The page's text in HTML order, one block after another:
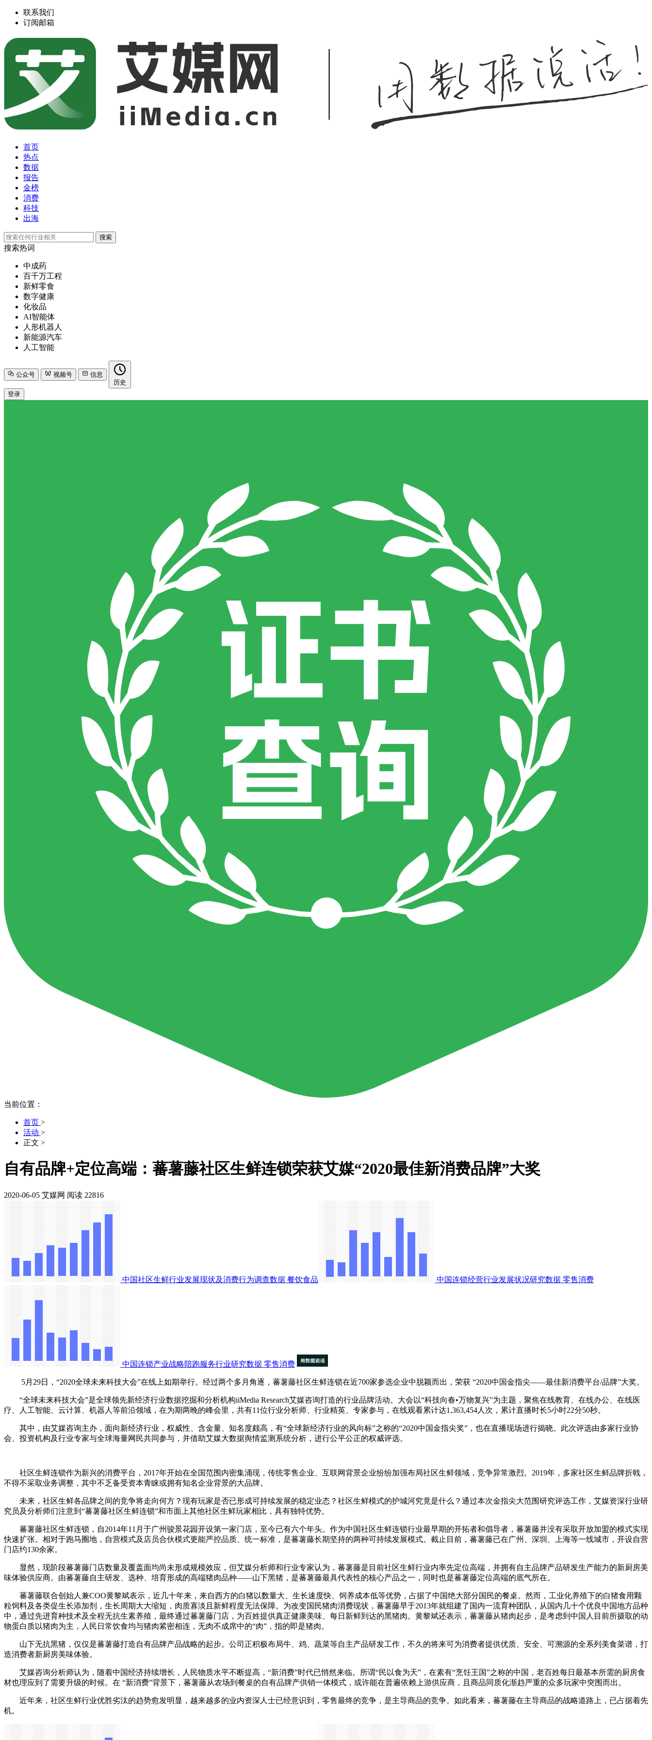
联系我们
订阅邮箱
首页
热点
数据
报告
金榜
消费
科技
出海
搜索
搜索热词
中成药
百千万工程
新鲜零食
数字健康
化妆品
AI智能体
人形机器人
新能源汽车
人工智能
公众号 视频号
信息
历史
登录
当前位置：
首页 >
活动 >
正文 >
自有品牌+定位高端：蕃薯藤社区生鲜连锁荣获艾媒“2020最佳新消费品牌”大奖
2020-06-05 艾媒网 阅读 22816
中国社区生鲜行业发展现状及消费行为调查数据 餐饮食品 中国连锁经营行业发展状况研究数据 零售消费
中国连锁产业战略陪跑服务行业研究数据 零售消费
5月29日，“2020全球未来科技大会”在线上如期举行。经过两个多月角逐，蕃薯藤社区生鲜连锁在近700家参选企业中脱颖而出，荣获 “2020中国金指尖——最佳新消费平台/品牌”大奖。
“全球未来科技大会”是全球领先新经济行业数据挖掘和分析机构iiMedia Research艾媒咨询打造的行业品牌活动。大会以“科技向春•万物复兴”为主题，聚焦在线教育、在线办公、在线医
疗、人工智能、云计算、机器人等前沿领域，在为期两晚的峰会里，共有11位行业分析师、行业精英、专家参与，在线观看累计达1,363,454人次，累计直播时长5小时22分50秒。
其中，由艾媒咨询主办，面向新经济行业，权威性、含金量、知名度颇高，有“全球新经济行业的风向标”之称的“2020中国金指尖奖”，也在直播现场进行揭晓。此次评选由多家行业协
会、投资机构及行业专家与全球海量网民共同参与，并借助艾媒大数据舆情监测系统分析，进行公平公正的权威评选。
社区生鲜连锁作为新兴的消费平台，2017年开始在全国范围内密集涌现，传统零售企业、互联网背景企业纷纷加强布局社区生鲜领域，竞争异常激烈。2019年，多家社区生鲜品牌折戟，
不得不采取业务调整，其中不乏备受资本青睐或拥有知名企业背景的大品牌。
未来，社区生鲜各品牌之间的竞争将走向何方？现有玩家是否已形成可持续发展的稳定业态？社区生鲜模式的护城河究竟是什么？通过本次金指尖大范围研究评选工作，艾媒资深行业研
究员及分析师们注意到“蕃薯藤社区生鲜连锁”和市面上其他社区生鲜玩家相比，具有独特优势。
蕃薯藤社区生鲜连锁，自2014年11月于广州骏景花园开设第一家门店，至今已有六个年头。作为中国社区生鲜连锁行业最早期的开拓者和倡导者，蕃薯藤并没有采取开放加盟的模式实现
快速扩张。相对于跑马圈地，自营模式及店员合伙模式更能严控品质、统一标准，是蕃薯藤长期坚持的两种可持续发展模式。截止目前，蕃薯藤已在广州、深圳、上海等一线城市，开设自营
门店约130余家。
显然，现阶段蕃薯藤门店数量及覆盖面均尚未形成规模效应，但艾媒分析师和行业专家认为，蕃薯藤是目前社区生鲜行业内率先定位高端，并拥有自主品牌产品研发生产能力的新厨房美
味体验供应商。由蕃薯藤自主研发、选种、培育形成的高端猪肉品种——山下黑猪，是蕃薯藤最具代表性的核心产品之一，同时也是蕃薯藤定位高端的底气所在。
蕃薯藤联合创始人兼COO黄黎斌表示，近几十年来，来自西方的白猪以数量大、生长速度快、饲养成本低等优势，占据了中国绝大部分国民的餐桌。然而，工业化养殖下的白猪食用颗
粒饲料及各类促生长添加剂，生长周期大大缩短，肉质寡淡且新鲜程度无法保障。为改变国民猪肉消费现状，蕃薯藤早于2013年就组建了国内一流育种团队，从国内几十个优良中国地方品种
中，通过先进育种技术及全程无抗生素养殖，最终通过蕃薯藤门店，为百姓提供真正健康美味、每日新鲜到达的黑猪肉。黄黎斌还表示，蕃薯藤从猪肉起步，是考虑到中国人目前所摄取的动
物蛋白质以猪肉为主，人民日常饮食均与猪肉紧密相连，无肉不成席中的“肉”，指的即是猪肉。
山下无抗黑猪，仅仅是蕃薯藤打造自有品牌产品战略的起步。公司正积极布局牛、鸡、蔬菜等自主产品研发工作，不久的将来可为消费者提供优质、安全、可溯源的全系列美食菜谱，打
造消费者新厨房美味体验。
艾媒咨询分析师认为，随着中国经济持续增长，人民物质水平不断提高，“新消费”时代已悄然来临。所谓“民以食为天”，在素有“烹饪王国”之称的中国，老百姓每日最基本所需的厨房食
材也理应到了需要升级的时候。在 “新消费”背景下，蕃薯藤从农场到餐桌的自有品牌产供销一体模式，或许能在普遍依赖上游供应商，且商品同质化渐趋严重的众多玩家中突围而出。
近年来，社区生鲜行业优胜劣汰的趋势愈发明显，越来越多的业内资深人士已经意识到，零售最终的竞争，是主导商品的竞争。如此看来，蕃薯藤在主导商品的战略道路上，已占据着先
机。